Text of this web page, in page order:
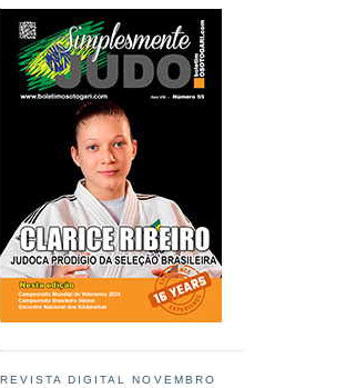
REVISTA DIGITAL NOVEMBRO